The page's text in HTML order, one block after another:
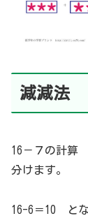
減減法
16－７の計算
分けます。
16-6＝10 と